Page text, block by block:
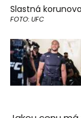
Slastná
FOTO: UFC